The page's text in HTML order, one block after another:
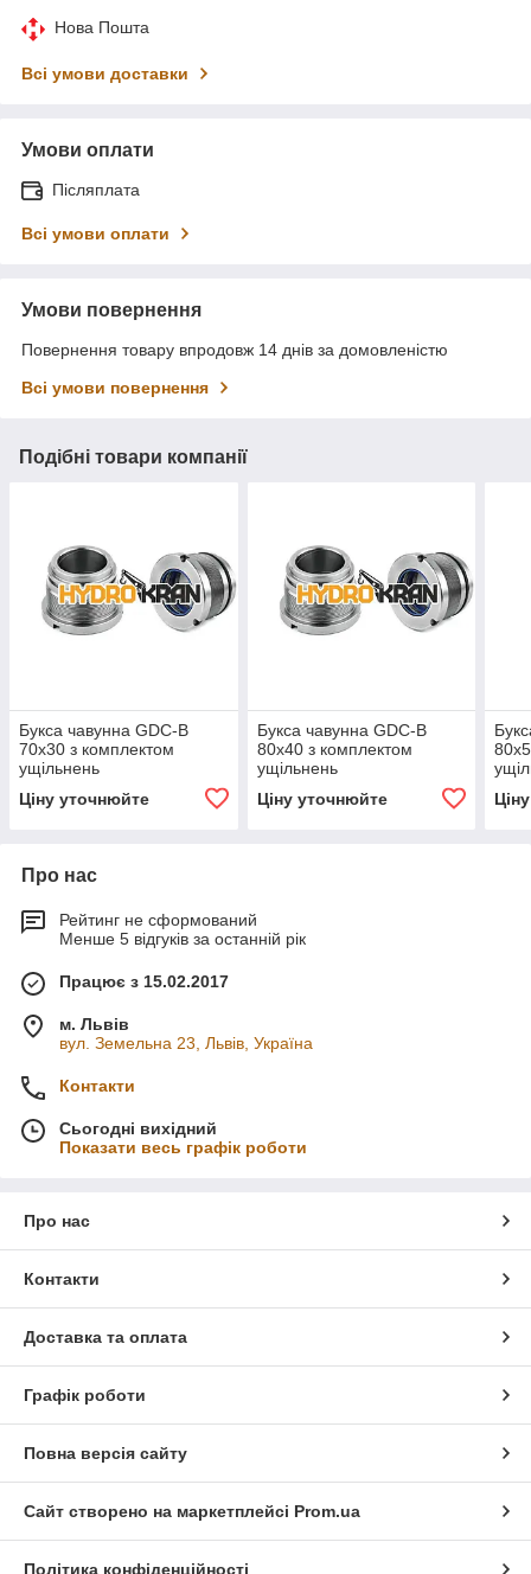
Нова Пошта
Всі умови доставки
Умови оплати
Післяплата
Всі умови оплати
Умови повернення
Повернення товару впродовж 14 днів за домовленістю
Всі умови повернення
Подібні товари компанії
Букса чавунна GDC-B
70х30 з комплектом
ущільнень
Ціну уточнюйте
Букса чавунна GDC-B
80х40 з комплектом
ущільнень
Ціну уточнюйте
Про нас
Рейтинг не сформований
Менше 5 відгуків за останній рік
Працює з 15.02.2017
м. Львів
вул. Земельна 23, Львів, Україна
Контакти
Сьогодні вихідний
Показати весь графік роботи
Про нас
Контакти
Доставка та оплата
Графік роботи
Повна версія сайту
Сайт створено на маркетплейсі Prom.ua
Політика конфіденційності